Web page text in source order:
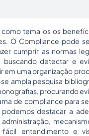
tema os os
O Compliance pode
cumprir as normas
detectar e
uma organização
ampla pesquisa
procurando
de compliance para
destacar a
entendimento e